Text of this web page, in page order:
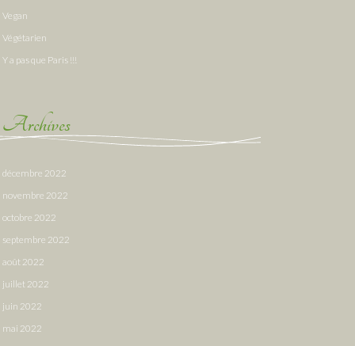
Vegan
Végétarien
Y a pas que Paris !!!
Archives
décembre 2022
novembre 2022
octobre 2022
septembre 2022
août 2022
juillet 2022
juin 2022
mai 2022